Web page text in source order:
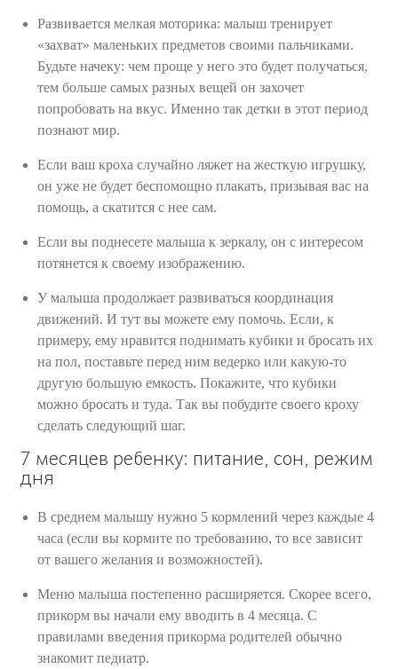
Развивается мелкая моторика: малыш тренирует
«захват» маленьких предметов своими пальчиками.
Будьте начеку: чем проще у него это будет получаться,
тем больше самых разных вещей он захочет
попробовать на вкус. Именно так детки в этот период
познают мир.
Если ваш кроха случайно ляжет на жесткую игрушку,
он уже не будет беспомощно плакать, призывая вас на
помощь, а скатится с нее сам.
Если вы поднесете малыша к зеркалу, он с интересом
потянется к своему изображению.
У малыша продолжает развиваться координация
движений. И тут вы можете ему помочь. Если, к
примеру, ему нравится поднимать кубики и бросать их
на пол, поставьте перед ним ведерко или какую-то
другую большую емкость. Покажите, что кубики
можно бросать и туда. Так вы побудите своего кроху
сделать следующий шаг.
7 месяцев ребенку: питание, сон, режим
дня
В среднем малышу нужно 5 кормлений через каждые 4
часа (если вы кормите по требованию, то все зависит
от вашего желания и возможностей).
Меню малыша постепенно расширяется. Скорее всего,
прикорм вы начали ему вводить в 4 месяца. С
правилами введения прикорма родителей обычно
знакомит педиатр.